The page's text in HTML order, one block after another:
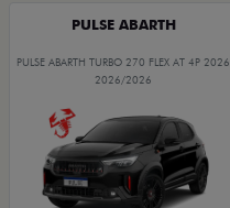
PULSE ABARTH
PULSE ABARTH TURBO 270 FLEX AT 4P 2026
2026/2026